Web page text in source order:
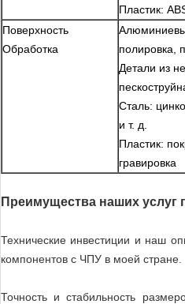
Пластик:
Поверхность
Обработка
полировка,
Детали из
Сталь:
и т. д.
Пластик:
гравировка
Преимущества наших услуг
Технические инвестиции и наш
компонентов с ЧПУ в моей
Точность и стабильность